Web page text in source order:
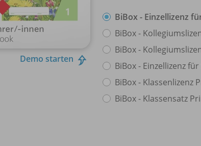
Demo starten
BiBox - Einzellizenz
BiBox -
BiBox -
BiBox - Einzellizenz
BiBox - Klassenlizenz
BiBox - Klassensatz